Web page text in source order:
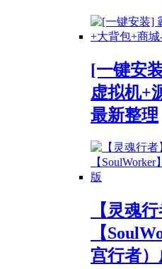
[一键安
虚拟机+
最新整理
【灵魂
【
宫行者